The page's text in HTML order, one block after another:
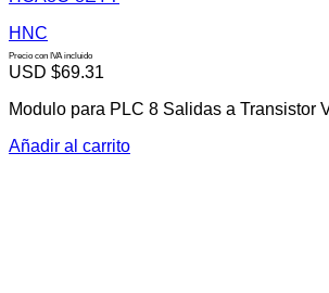
HNC
Precio con IVA incluido
USD $69.31
Modulo para PLC 8 Salidas a Transistor
Añadir al carrito